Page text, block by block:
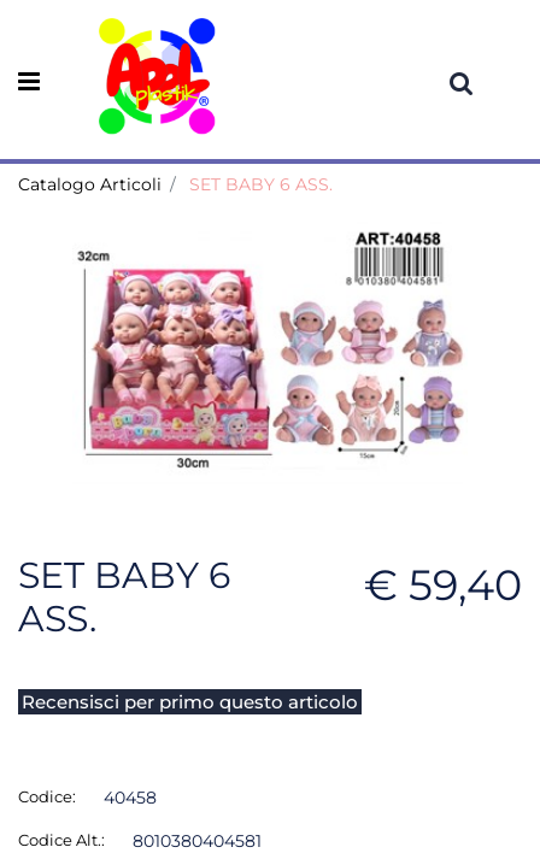
Open menu
Catalogo Articoli SET BABY 6 ASS.
SET BABY 6
ASS.
€ 59,40
Recensisci per primo questo articolo
Codice: 40458
Codice Alt.: 8010380404581